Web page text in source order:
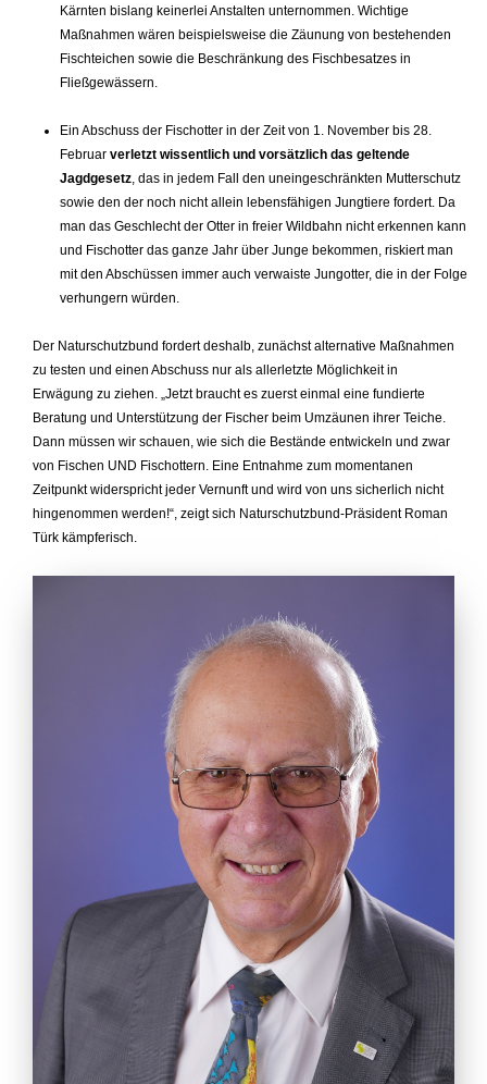
Kärnten bislang keinerlei Anstalten unternommen. Wichtige
Maßnahmen wären beispielsweise die Zäunung von bestehenden
Fischteichen sowie die Beschränkung des Fischbesatzes in
Fließgewässern.
Ein Abschuss der Fischotter in der Zeit von 1. November bis 28.
Februar verletzt wissentlich und vorsätzlich das geltende
Jagdgesetz, das in jedem Fall den uneingeschränkten Mutterschutz
sowie den der noch nicht allein lebensfähigen Jungtiere fordert. Da
man das Geschlecht der Otter in freier Wildbahn nicht erkennen kann
und Fischotter das ganze Jahr über Junge bekommen, riskiert man
mit den Abschüssen immer auch verwaiste Jungotter, die in der Folge
verhungern würden.
Der Naturschutzbund fordert deshalb, zunächst alternative Maßnahmen
zu testen und einen Abschuss nur als allerletzte Möglichkeit in
Erwägung zu ziehen. „Jetzt braucht es zuerst einmal eine fundierte
Beratung und Unterstützung der Fischer beim Umzäunen ihrer Teiche.
Dann müssen wir schauen, wie sich die Bestände entwickeln und zwar
von Fischen UND Fischottern. Eine Entnahme zum momentanen
Zeitpunkt widerspricht jeder Vernunft und wird von uns sicherlich nicht
hingenommen werden!“, zeigt sich Naturschutzbund-Präsident Roman
Türk kämpferisch.